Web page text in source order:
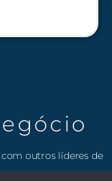
com outros líderes de